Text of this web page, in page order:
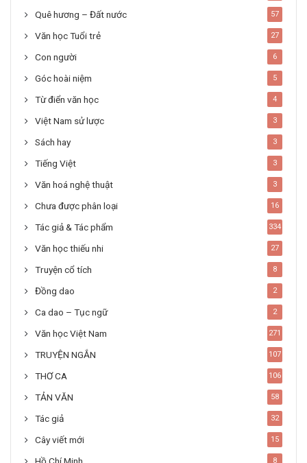
Quê hương – Đất nước 57
Văn học Tuổi trẻ 27
Con người 6
Góc hoài niệm 5
Từ điển văn học 4
Việt Nam sử lược 3
Sách hay 3
Tiếng Việt 3
Văn hoá nghệ thuật 3
Chưa được phân loại 16
Tác giả & Tác phẩm 334
Văn học thiếu nhi 27
Truyện cổ tích 8
Đồng dao 2
Ca dao – Tục ngữ 2
Văn học Việt Nam 271
TRUYỆN NGẮN 107
THƠ CA 106
TẢN VĂN 58
Tác giả 32
Cây viết mới 15
8